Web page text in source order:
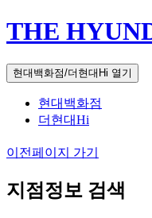
THE
현대백화점/더현대Hi 열기
현대백화점
더현대Hi
이전페이지 가기
지점정보 검색